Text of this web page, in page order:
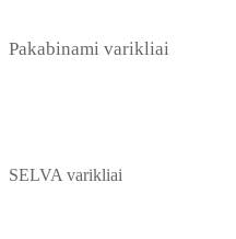
Pakabinami varikliai
SELVA varikliai